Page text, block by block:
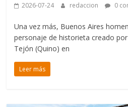
2026-07-24 redaccion 0
Una vez más, Buenos Aires
personaje de historieta creado
Tejón (Quino) en
Leer más